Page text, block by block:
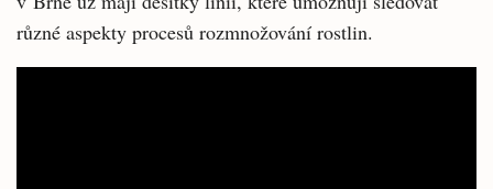
různé aspekty procesů rozmnožování rostlin.